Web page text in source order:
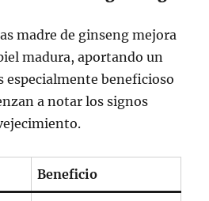
madre de ginseng mejora
madura, aportando un
especialmente beneficioso
a notar los signos
Beneficio